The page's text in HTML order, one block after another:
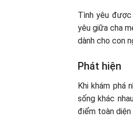
Tình yêu được
yêu giữa cha
dành cho con
Phát hiện
Khi khám phá
sống khác
điểm toàn